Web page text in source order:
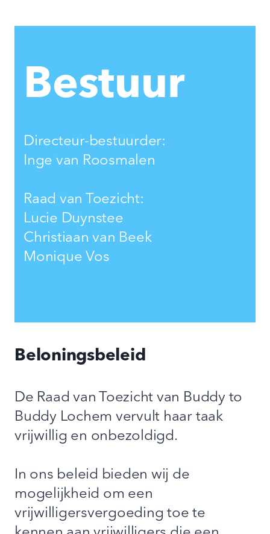
Bestuur
Directeur-bestuurder:
Inge van Roosmalen
Raad van Toezicht:
Lucie Duynstee
Christiaan van Beek
Monique Vos
Beloningsbeleid
De Raad van Toezicht van Buddy to
Buddy Lochem vervult haar taak
vrijwillig en onbezoldigd.
In ons beleid bieden wij de
mogelijkheid om een
vrijwilligersvergoeding toe te